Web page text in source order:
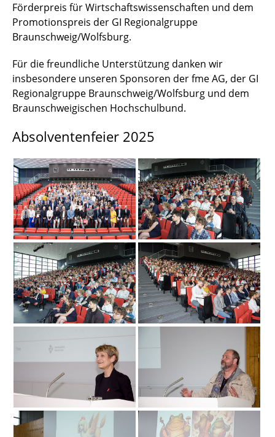
Förderpreis für Wirtschaftswissenschaften und dem
Promotionspreis der GI Regionalgruppe
Braunschweig/Wolfsburg.
Für die freundliche Unterstützung danken wir
insbesondere unseren Sponsoren der fme AG, der GI
Regionalgruppe Braunschweig/Wolfsburg und dem
Braunschweigischen Hochschulbund.
Absolventenfeier 2025